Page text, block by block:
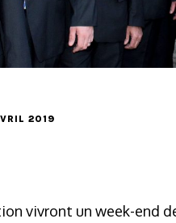
2019
vivront un week-end